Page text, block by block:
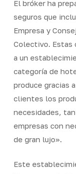
El bróker ha
seguros que
Empresa y
Colectivo. Estas
a un
categoría de
produce gracias
clientes los
necesidades,
empresas con
de gran lujo».
Este